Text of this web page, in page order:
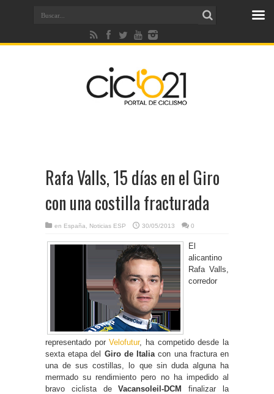
Rafa Valls, 15 días en el Giro
con una costilla fracturada
en España Noticias ESP 30/05/2013 0
El
alicantino
Rafa Valls,
corredor
representado porVelofutur, ha competido desde la
sexta etapa del Giro de Italiacon una fractura en
una de sus costillas, lo que sin duda alguna ha
mermado su rendimiento pero no ha impedido al
bravo ciclista deVacansoleil-DCM
finalizar la